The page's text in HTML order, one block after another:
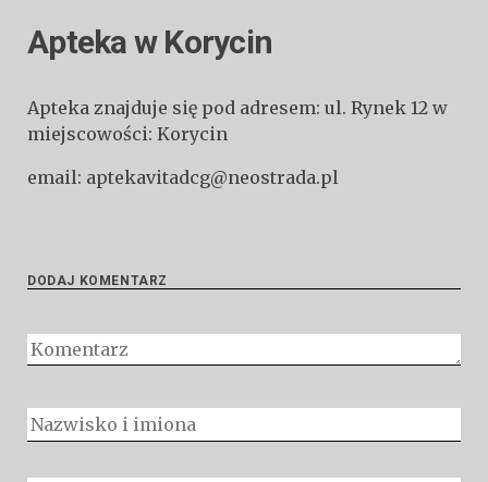
Apteka w Korycin
Apteka znajduje się pod adresem: ul. Rynek 12 w
miejscowości: Korycin
email: aptekavitadcg@neostrada.pl
DODAJ KOMENTARZ